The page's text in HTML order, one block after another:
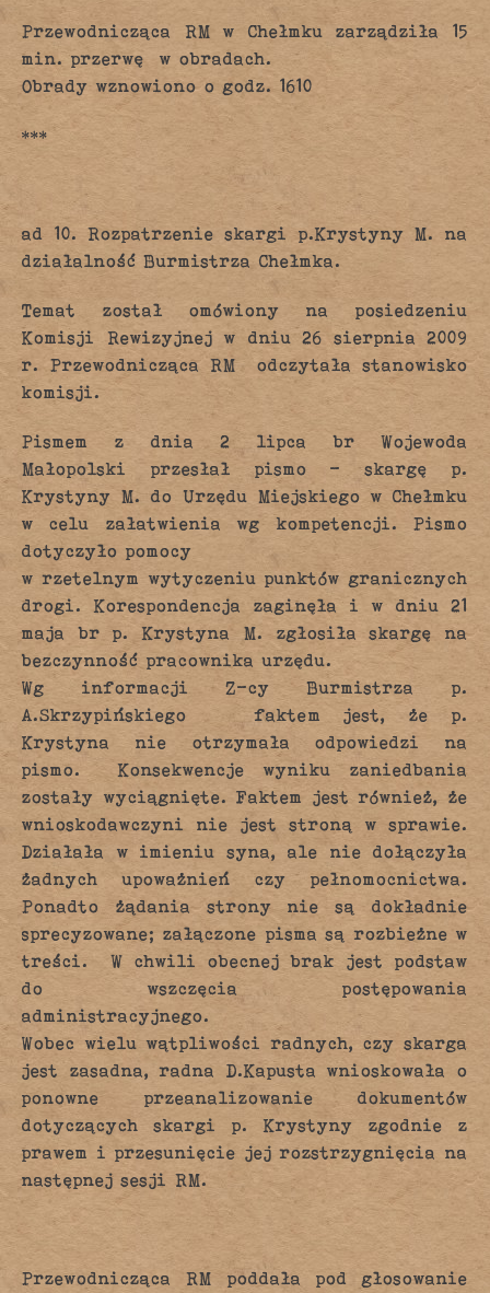
Przewodnicząca RM w Chełmku zarządziła 15
min. przerwę w obradach.
Obrady wznowiono o godz. 1610
***
ad 10. Rozpatrzenie skargi p.Krystyny M. na
działalność Burmistrza Chełmka.
Temat został omówiony na posiedzeniu
Komisji Rewizyjnej w dniu 26 sierpnia 2009
r. Przewodnicząca RM odczytała stanowisko
komisji.
Pismem z dnia 2 lipca br Wojewoda
Małopolski przesłał pismo – skargę p.
Krystyny M. do Urzędu Miejskiego w Chełmku
w celu załatwienia wg kompetencji. Pismo
dotyczyło pomocy
w rzetelnym wytyczeniu punktów granicznych
drogi. Korespondencja zaginęła i w dniu 21
maja br p. Krystyna M. zgłosiła skargę na
bezczynność pracownika urzędu.
Wg informacji Z-cy Burmistrza p.
A.Skrzypińskiego faktem jest, że p.
Krystyna nie otrzymała odpowiedzi na
pismo. Konsekwencje wyniku zaniedbania
zostały wyciągnięte. Faktem jest również, że
wnioskodawczyni nie jest stroną w sprawie.
Działała w imieniu syna, ale nie dołączyła
żadnych upoważnień czy pełnomocnictwa.
Ponadto żądania strony nie są dokładnie
sprecyzowane; załączone pisma są rozbieżne w
treści. W chwili obecnej brak jest podstaw
do wszczęcia postępowania
administracyjnego.
Wobec wielu wątpliwości radnych, czy skarga
jest zasadna, radna D.Kapusta wnioskowała o
ponowne przeanalizowanie dokumentów
dotyczących skargi p. Krystyny zgodnie z
prawem i przesunięcie jej rozstrzygnięcia na
następnej sesji RM.
Przewodnicząca RM poddała pod głosowanie